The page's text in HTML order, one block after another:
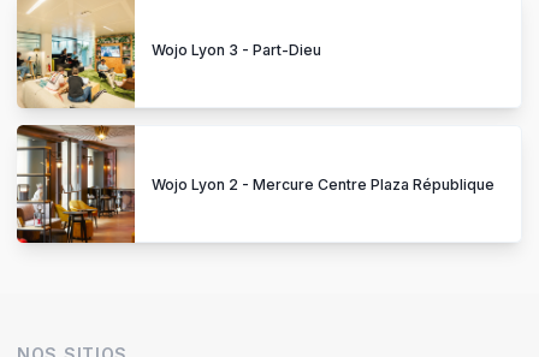
Wojo Lyon 3 - Part-Dieu
Wojo Lyon 2 - Mercure Centre Plaza République